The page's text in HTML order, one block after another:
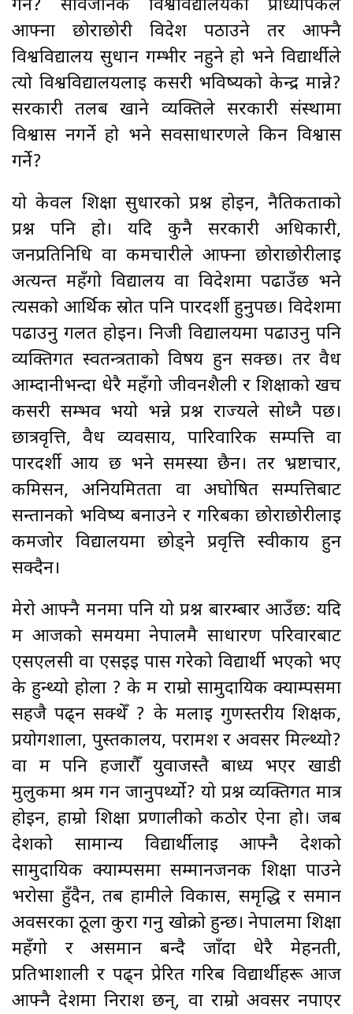
गर्ने? सार्वजनिक विश्वविद्यालयका प्राध्यापकले
आफ्ना छोराछोरी विदेश पठाउने तर आफ्नै
विश्वविद्यालय सुधार्न गम्भीर नहुने हो भने विद्यार्थीले
त्यो विश्वविद्यालयलाई कसरी भविष्यको केन्द्र मान्ने?
सरकारी तलब खाने व्यक्तिले सरकारी संस्थामा
विश्वास नगर्ने हो भने सर्वसाधारणले किन विश्वास
गर्ने?
यो केवल शिक्षा सुधारको प्रश्न होइन, नैतिकताको
प्रश्न पनि हो। यदि कुनै सरकारी अधिकारी,
जनप्रतिनिधि वा कर्मचारीले आफ्ना छोराछोरीलाई
अत्यन्त महँगो विद्यालय वा विदेशमा पढाउँछ भने
त्यसको आर्थिक स्रोत पनि पारदर्शी हुनुपर्छ। विदेशमा
पढाउनु गलत होइन। निजी विद्यालयमा पढाउनु पनि
व्यक्तिगत स्वतन्त्रताको विषय हुन सक्छ। तर वैध
आम्दानीभन्दा धेरै महँगो जीवनशैली र शिक्षाको खर्च
कसरी सम्भव भयो भन्ने प्रश्न राज्यले सोध्नै पर्छ।
छात्रवृत्ति, वैध व्यवसाय, पारिवारिक सम्पत्ति वा
पारदर्शी आय छ भने समस्या छैन। तर भ्रष्टाचार,
कमिसन, अनियमितता वा अघोषित सम्पत्तिबाट
सन्तानको भविष्य बनाउने र गरिबका छोराछोरीलाई
कमजोर विद्यालयमा छोड्ने प्रवृत्ति स्वीकार्य हुन
सक्दैन।
मेरो आफ्नै मनमा पनि यो प्रश्न बारम्बार आउँछ: यदि
म आजको समयमा नेपालमै साधारण परिवारबाट
एसएलसी वा एसईई पास गरेको विद्यार्थी भएको भए
के हुन्थ्यो होला ? के म राम्रो सामुदायिक क्याम्पसमा
सहजै पढ्न सक्थेँ ? के मलाई गुणस्तरीय शिक्षक,
प्रयोगशाला, पुस्तकालय, परामर्श र अवसर मिल्थ्यो?
वा म पनि हजारौँ युवाजस्तै बाध्य भएर खाडी
मुलुकमा श्रम गर्न जानुपर्थ्यो? यो प्रश्न व्यक्तिगत मात्र
होइन, हाम्रो शिक्षा प्रणालीको कठोर ऐना हो। जब
देशको सामान्य विद्यार्थीलाई आफ्नै देशको
सामुदायिक क्याम्पसमा सम्मानजनक शिक्षा पाउने
भरोसा हुँदैन, तब हामीले विकास, समृद्धि र समान
अवसरका ठूला कुरा गर्नु खोक्रो हुन्छ। नेपालमा शिक्षा
महँगो र असमान बन्दै जाँदा धेरै मेहनती,
प्रतिभाशाली र पढ्न प्रेरित गरिब विद्यार्थीहरू आज
आफ्नै देशमा निराश छन्, वा राम्रो अवसर नपाएर